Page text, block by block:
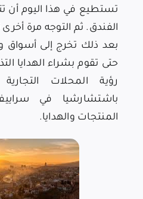
تستطيع في هذا اليوم أن
الفندق. ثم التوجه مرة
بعد ذلك تخرج إلى أسواق
حتى تقوم بشراء الهدايا
رؤية المحلات
باشتشارشيا في
المنتجات والهدايا.